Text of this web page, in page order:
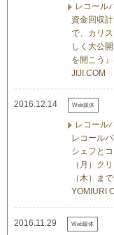
レコール
資金回収
で、カリ
しく大公
を開こう
JIJI.COM
2016.12.14 Web媒体
レコール
レコール
シェフと
（月）ク
（木）ま
YOMIURI
2016.11.29 Web媒体